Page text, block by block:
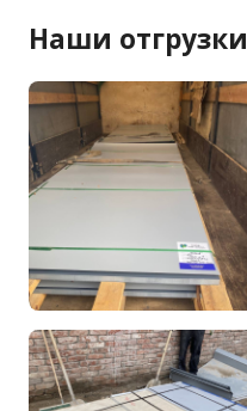
Наши отгрузки